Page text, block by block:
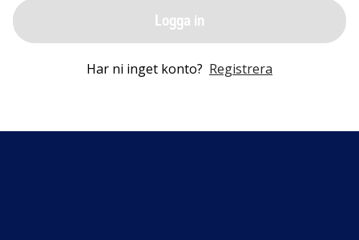
Logga in
Har ni inget konto? Registrera